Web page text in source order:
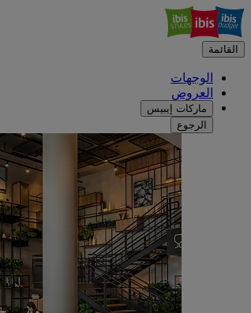
القائمة
الوجهات
العروض
ماركات إيبيس
الرجوع